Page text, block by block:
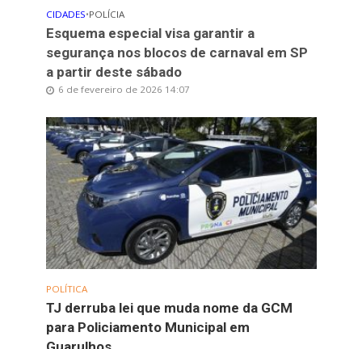
CIDADES•POLÍCIA
Esquema especial visa garantir a
segurança nos blocos de carnaval em SP
a partir deste sábado
6 de fevereiro de 2026 14:07
POLÍTICA
TJ derruba lei que muda nome da GCM
para Policiamento Municipal em